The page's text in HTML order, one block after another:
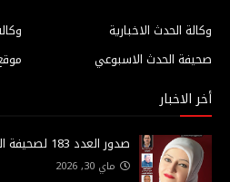
وكالة الحدث الاخبارية
صحيفة الحدث الاسبوعي
أخر الاخبار
صدور العدد 183 لصحيفة الحدث الاسبوعي من لندن
ماي 30, 2026